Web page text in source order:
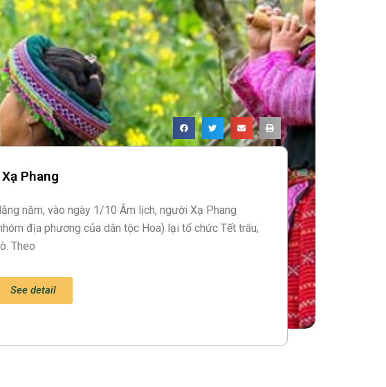
Phang
năm, vào ngày 1/10 Âm lịch, người Xạ Phang
địa phương của dân tộc Hoa) lại tổ chức Tết trâu,
Theo
See detail